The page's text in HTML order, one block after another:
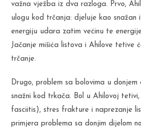
važna vježba iz dva razloga. Prvo,
ulogu kod trčanja: djeluje kao snažan
energiju udara zatim većinu te
Jačanje mišića listova i Ahilove tetive
trčanje.
Drugo, problem sa bolovima u donjem
snažni kod trkača. Bol u Ahilovoj
fasciitis), stres frakture i naprezanje
primjera problema sa donjim dijelom